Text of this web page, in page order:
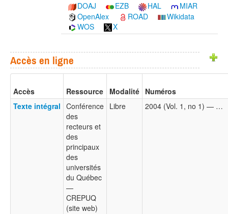
DOAJ
EZB HAL
MIAR
OpenAlex
ROAD
Wikidata
WOS
X
Accès en ligne
Accès Ressource Modalité Numéros
Texte intégral Conférence
des
recteurs et
des
principaux
des
universités
du Québec
—
CREPUQ
(site web)
Libre 2004 (Vol. 1, no 1) — …